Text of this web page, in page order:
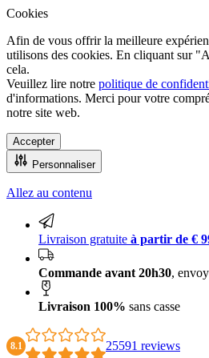
Cookies
Afin de vous offrir la meilleure
utilisons des cookies. En cliquant sur
cela.
Veuillez lire notre politique de
d'informations. Merci pour votre
notre site web.
Accepter
Personnaliser
Livraison 100% sans casse
Allez au contenu
Livraison gratuite à partir de €
Commande avant 20h30,
Livraison 100% sans casse
8.1 25591 reviews